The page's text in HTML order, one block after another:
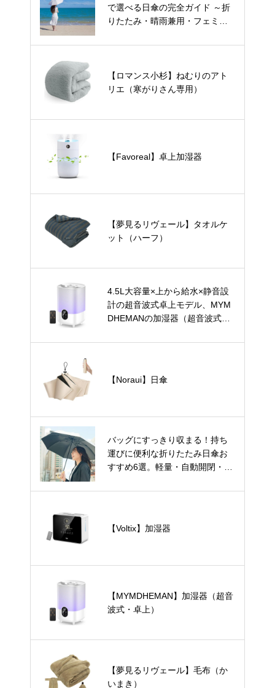
で選べる日傘の完全ガイド ～折
りたたみ・晴雨兼用・フェミニ
量・メンズ・くすみカラーま
【ロマンス小杉】ねむりのアト
リエ（寒がりさん専用）
【Favoreal】卓上加湿器
【夢見るリヴェール】タオルケ
ット（ハーフ）
4.5L大容量×上から給水×静音設
計の超音波式卓上モデル、MYM
DHEMANの加湿器（超音波式・
【Noraui】日傘
バッグにすっきり収まる！持ち
運びに便利な折りたたみ日傘お
すすめ6選。軽量・自動開閉・お
【Voltix】加湿器
【MYMDHEMAN】加湿器（超音
波式・卓上）
【夢見るリヴェール】毛布（か
いまき）